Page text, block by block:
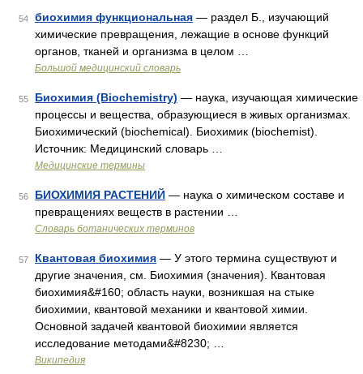
54 биохимия функциональная — раздел Б., изучающий
химические превращения, лежащие в основе функций
органов, тканей и организма в целом …
Большой медицинский словарь
55 Биохимия (Biochemistry) — наука, изучающая химические
процессы и вещества, образующиеся в живых организмах.
Биохимический (biochemical). Биохимик (biochemist).
Источник: Медицинский словарь …
Медицинские термины
56 БИОХИМИЯ РАСТЕНИЙ — наука о химическом составе и
превращениях веществ в растении …
Словарь ботанических терминов
57 Квантовая биохимия — У этого термина существуют и
другие значения, см. Биохимия (значения). Квантовая
биохимия&#160; область науки, возникшая на стыке
биохимии, квантовой механики и квантовой химии.
Основной задачей квантовой биохимии является
исследование методами&#8230; …
Википедия